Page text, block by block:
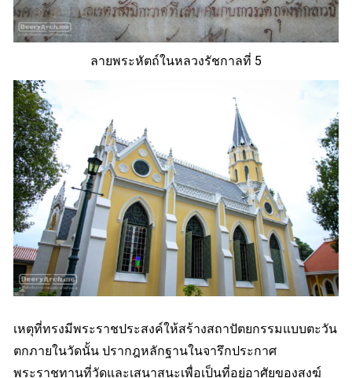
ลายพระหัตถ์ในหลวงรัชกาลที่ 5
เหตุที่ทรงมีพระราชประสงค์ให้สร้างสถาปัตยกรรมแบบตะวัน
ตกภายในวัดนั้น ปรากฎหลักฐานในจารึกประกาศ
พระราชทานที่วัดและเสนาสนะเพื่อเป็นที่อยู่อาศัยของสงฆ์